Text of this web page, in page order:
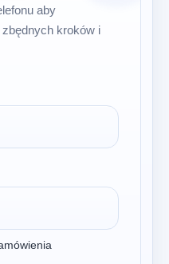
aby
kroków i